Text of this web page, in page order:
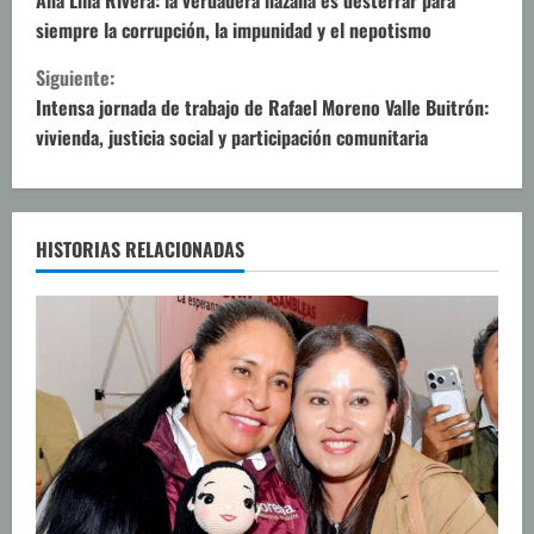
i
g
u
e
l
e
y
n
d
o
siempre la corrupción, la impunidad y el nepotismo
Siguiente:
Intensa jornada de trabajo de Rafael Moreno Valle Buitrón:
vivienda, justicia social y participación comunitaria
HISTORIAS RELACIONADAS